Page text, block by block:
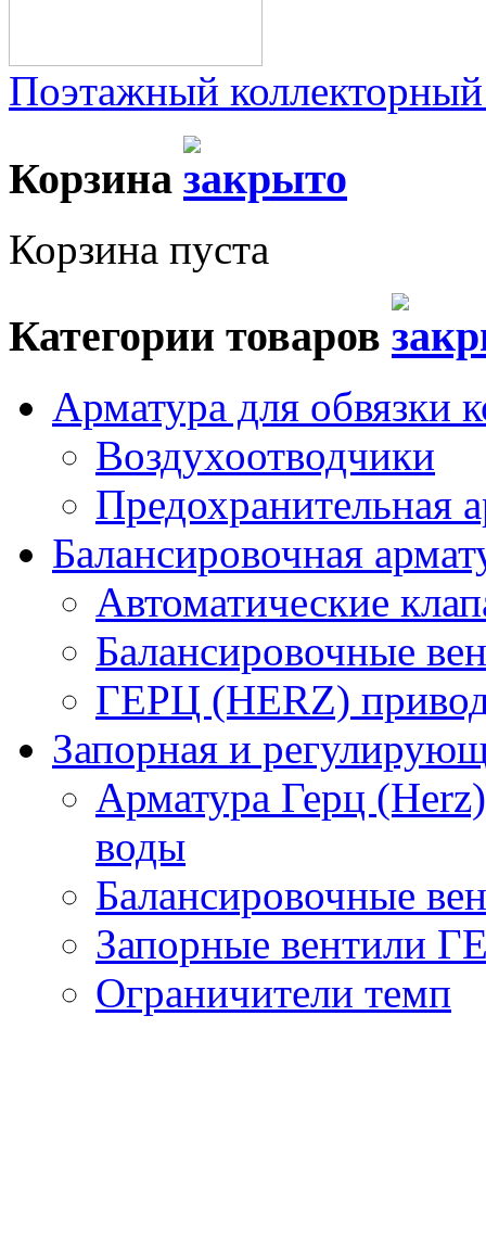
Поэтажный
Корзина
Корзина пуста
Категории товаров
Арматура для обвязки
Воздухоотводчики
Предохранительная
Балансировочная
Автоматические
Балансировочные
ГЕРЦ (HERZ)
Запорная и
Арматура Герц
воды
Балансировочные
Запорные вентили
Ограничители темп